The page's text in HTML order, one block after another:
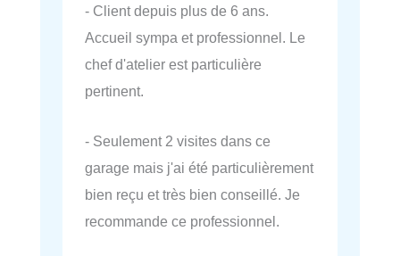
- Client depuis plus de 6 ans.
Accueil sympa et professionnel. Le
chef d'atelier est particulière
pertinent.
- Seulement 2 visites dans ce
garage mais j'ai été particulièrement
bien reçu et très bien conseillé. Je
recommande ce professionnel.